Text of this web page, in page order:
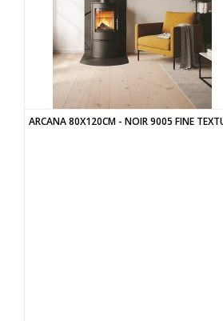
ARCANA 80X120CM - NOIR 9005 FINE